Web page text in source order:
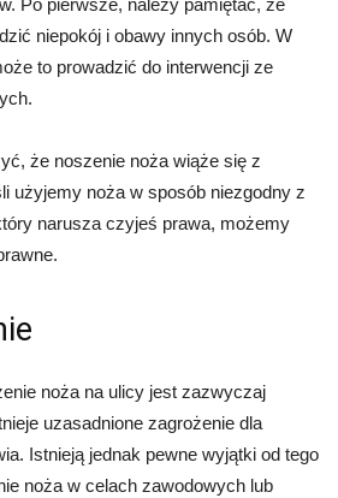
Po pierwsze, należy pamiętać, że
niepokój i obawy innych osób. W
to prowadzić do interwencji ze
że noszenie noża wiąże się z
użyjemy noża w sposób niezgodny z
narusza czyjeś prawa, możemy
noża na ulicy jest zazwyczaj
uzasadnione zagrożenie dla
Istnieją jednak pewne wyjątki od tego
noża w celach zawodowych lub